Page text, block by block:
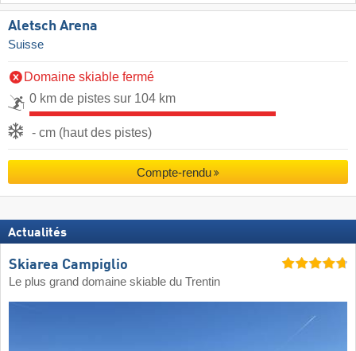
Aletsch Arena
Suisse
Domaine skiable fermé
0 km de pistes sur 104 km
- cm (haut des pistes)
Compte-rendu
Actualités
Skiarea Campiglio
Le plus grand domaine skiable du Trentin